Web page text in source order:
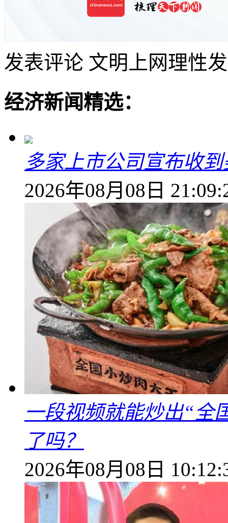
发表评论 文明上网理性
经济新闻精选：
多家上市公司宣布收
2026年08月08日
一段视频就能炒出“全
了吗？
2026年08月08日